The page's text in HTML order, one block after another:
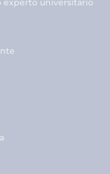
experto universitario